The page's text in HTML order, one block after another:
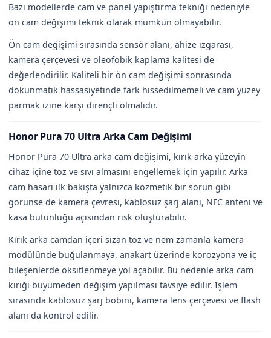
Bazı modellerde cam ve panel yapıştırma tekniği nedeniyle
ön cam değişimi teknik olarak mümkün olmayabilir.
Ön cam değişimi sırasında sensör alanı, ahize ızgarası,
kamera çerçevesi ve oleofobik kaplama kalitesi de
değerlendirilir. Kaliteli bir ön cam değişimi sonrasında
dokunmatik hassasiyetinde fark hissedilmemeli ve cam yüzey
parmak izine karşı dirençli olmalıdır.
Honor Pura 70 Ultra Arka Cam Değişimi
Honor Pura 70 Ultra arka cam değişimi, kırık arka yüzeyin
cihaz içine toz ve sıvı almasını engellemek için yapılır. Arka
cam hasarı ilk bakışta yalnızca kozmetik bir sorun gibi
görünse de kamera çevresi, kablosuz şarj alanı, NFC anteni ve
kasa bütünlüğü açısından risk oluşturabilir.
Kırık arka camdan içeri sızan toz ve nem zamanla kamera
modülünde buğulanmaya, anakart üzerinde korozyona ve iç
bileşenlerde oksitlenmeye yol açabilir. Bu nedenle arka cam
kırığı büyümeden değişim yapılması tavsiye edilir. İşlem
sırasında kablosuz şarj bobini, kamera lens çerçevesi ve flash
alanı da kontrol edilir.